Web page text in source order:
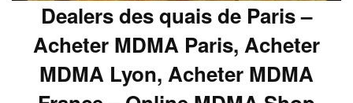
Dealers des quais de Paris –
Acheter MDMA Paris, Acheter
MDMA Lyon, Acheter MDMA